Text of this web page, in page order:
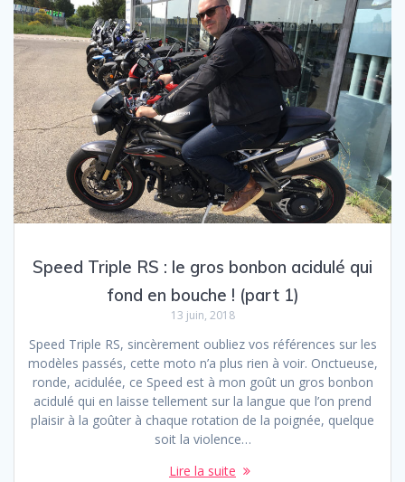
Speed Triple RS : le gros bonbon acidulé qui
fond en bouche ! (part 1)
13 juin, 2018
Speed Triple RS, sincèrement oubliez vos références sur les
modèles passés, cette moto n’a plus rien à voir. Onctueuse,
ronde, acidulée, ce Speed est à mon goût un gros bonbon
acidulé qui en laisse tellement sur la langue que l’on prend
plaisir à la goûter à chaque rotation de la poignée, quelque
soit la violence…
Lire la suite